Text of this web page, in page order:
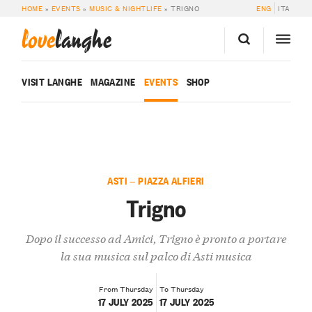
HOME » EVENTS »MUSIC & NIGHTLIFE »TRIGNO ENG ITA
lovelanghe
VISIT LANGHE MAGAZINE EVENTS SHOP
ASTI — PIAZZA ALFIERI
Trigno
Dopo il successo ad Amici, Trigno è pronto a portare
la sua musica sul palco di Asti musica
From Thursday
17 JULY 2025
To Thursday
17 JULY 2025